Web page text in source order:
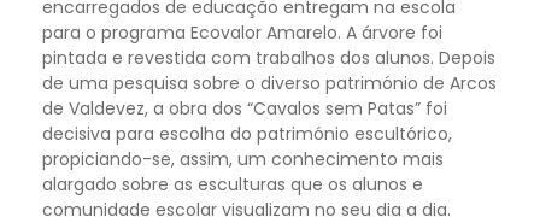
encarregados de educação entregam na escola
para o programa Ecovalor Amarelo. A árvore foi
pintada e revestida com trabalhos dos alunos. Depois
de uma pesquisa sobre o diverso património de Arcos
de Valdevez, a obra dos “Cavalos sem Patas” foi
decisiva para escolha do património escultórico,
propiciando-se, assim, um conhecimento mais
alargado sobre as esculturas que os alunos e
comunidade escolar visualizam no seu dia a dia.